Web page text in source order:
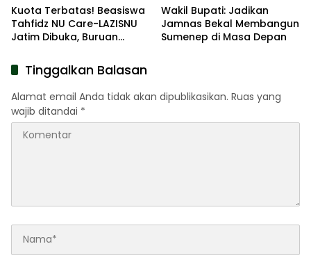
Kuota Terbatas! Beasiswa
Tahfidz NU Care-LAZISNU
Jatim Dibuka, Buruan
Wakil Bupati: Jadikan
Jamnas Bekal Membangun
Sumenep di Masa Depan
Tinggalkan Balasan
Alamat email Anda tidak akan dipublikasikan. Ruas yang
wajib ditandai *